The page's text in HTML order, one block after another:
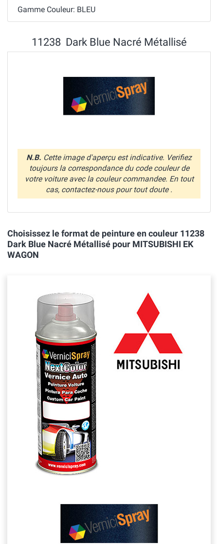
Gamme Couleur: BLEU
11238 Dark Blue Nacré Métallisé
N.B. Cette image d'aperçu est indicative. Verifiez
toujours la correspondance du code couleur de
votre voiture avec la couleur commandee. En tout
cas, contactez-nous pour tout doute .
Choisissez le format de peinture en couleur 11238
Dark Blue Nacré Métallisé pour MITSUBISHI EK
WAGON